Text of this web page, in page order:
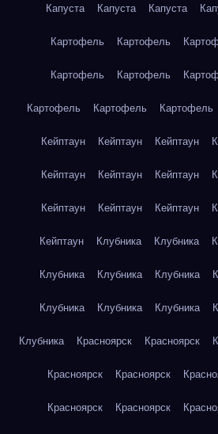
Капуста Капуста Капуста
Картофель Картофель
Картофель Картофель
Картофель Картофель Картофель
Кейптаун Кейптаун Кейптаун
Кейптаун Кейптаун Кейптаун
Кейптаун Кейптаун Кейптаун
Кейптаун Клубника Клубника
Клубника Клубника Клубника
Клубника Клубника Клубника
Клубника Красноярск Красноярск
Красноярск Красноярск
Красноярск Красноярск